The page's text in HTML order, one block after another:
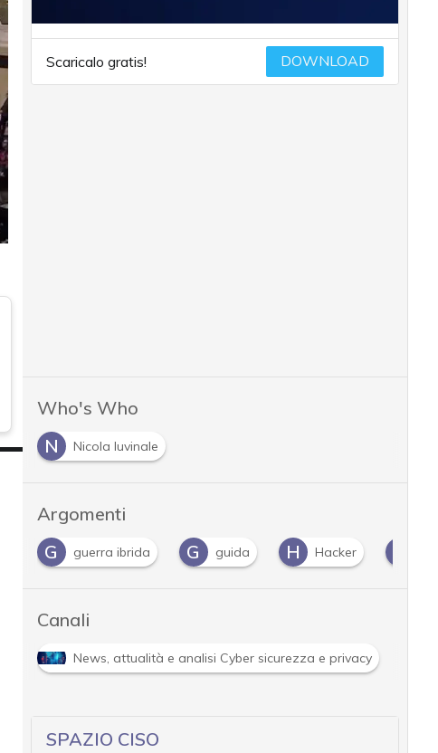
Scaricalo gratis! DOWNLOAD
Who's Who
N
Nicola Iuvinale
Argomenti
G guida H Hacker I infrastrutture
Canali
News, attualità e analisi Cyber sicurezza e privacy
SPAZIO CISO